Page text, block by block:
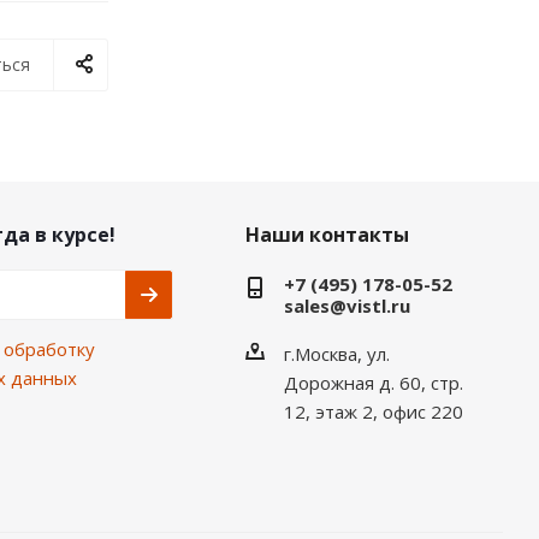
в курсе!
обработку
данных
Наши контакты
+7 (495) 178-05-52
sales@vistl.ru
г.Москва, ул.
Дорожная д. 60, стр.
12, этаж 2, офис 220